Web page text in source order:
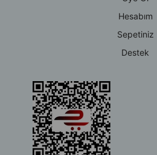
Hesabım
Sepetiniz
Destek